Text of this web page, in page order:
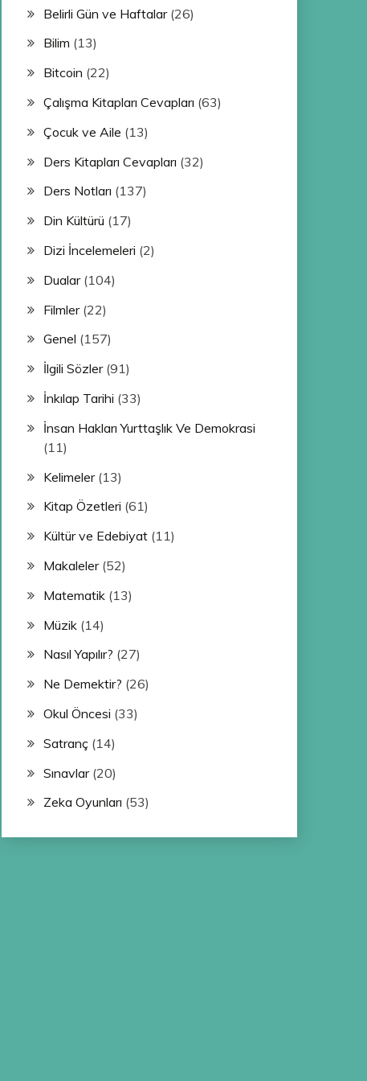
Belirli Gün ve Haftalar(26)
Bilim (13)
Bitcoin (22)
Çalışma Kitapları Cevapları (63)
Çocuk ve Aile (13)
Ders Kitapları Cevapları (32)
Ders Notları (137)
Din Kültürü (17)
Dizi İncelemeleri (2)
Dualar(104)
Filmler(22)
Genel (157)
İlgili Sözler(91)
İnkılap Tarihi (33)
İnsan Hakları Yurttaşlık Ve Demokrasi
(11)
Kelimeler(13)
Kitap Özetleri (61)
Kültür ve Edebiyat(11)
Makaleler(52)
Matematik(13)
Müzik(14)
Nasıl Yapılır? (27)
Ne Demektir? (26)
Okul Öncesi (33)
Satranç(14)
Sınavlar(20)
Zeka Oyunları (53)